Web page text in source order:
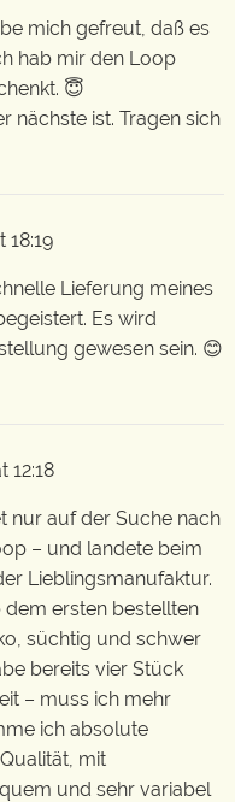
mich gefreut, daß es
hab mir den Loop
😇
nächste ist. Tragen sich
18:19
Lieferung meines
Es wird
gewesen sein. 😊
12:18
nur auf der Suche nach
– und landete beim
Lieblingsmanufaktur.
dem ersten bestellten
süchtig und schwer
bereits vier Stück
– muss ich mehr
ich absolute
mit
und sehr variabel